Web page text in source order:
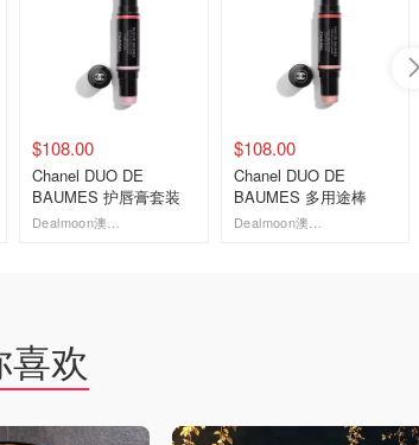
$108.00
Chanel DUO DE
BAUMES 护唇膏套装
$108.00
Chanel DUO DE
BAUMES 多用途棒
欢